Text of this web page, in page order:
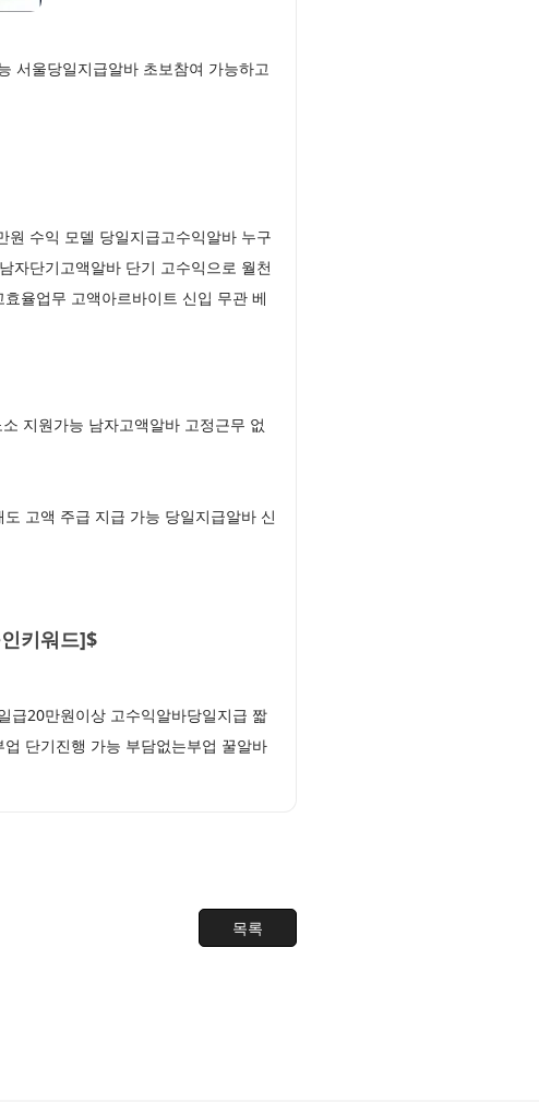
서울당일지급알바 초보참여 가능하고
수익 모델 당일지급고수익알바 누구
자단기고액알바 단기 고수익으로 월천
율업무 고액아르바이트 신입 무관 베
지원가능 남자고액알바 고정근무 없
고액 주급 지급 가능 당일지급알바 신
키워드]$
급20만원이상 고수익알바당일지급 짧
단기진행 가능 부담없는부업 꿀알바
목록